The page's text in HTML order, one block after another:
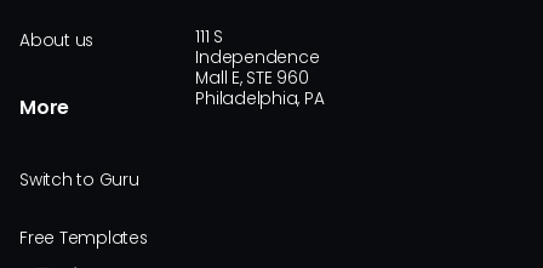
About us
More
Switch to Guru
Free Templates
111 S
Independence
Mall E, STE 960
Philadelphia, PA